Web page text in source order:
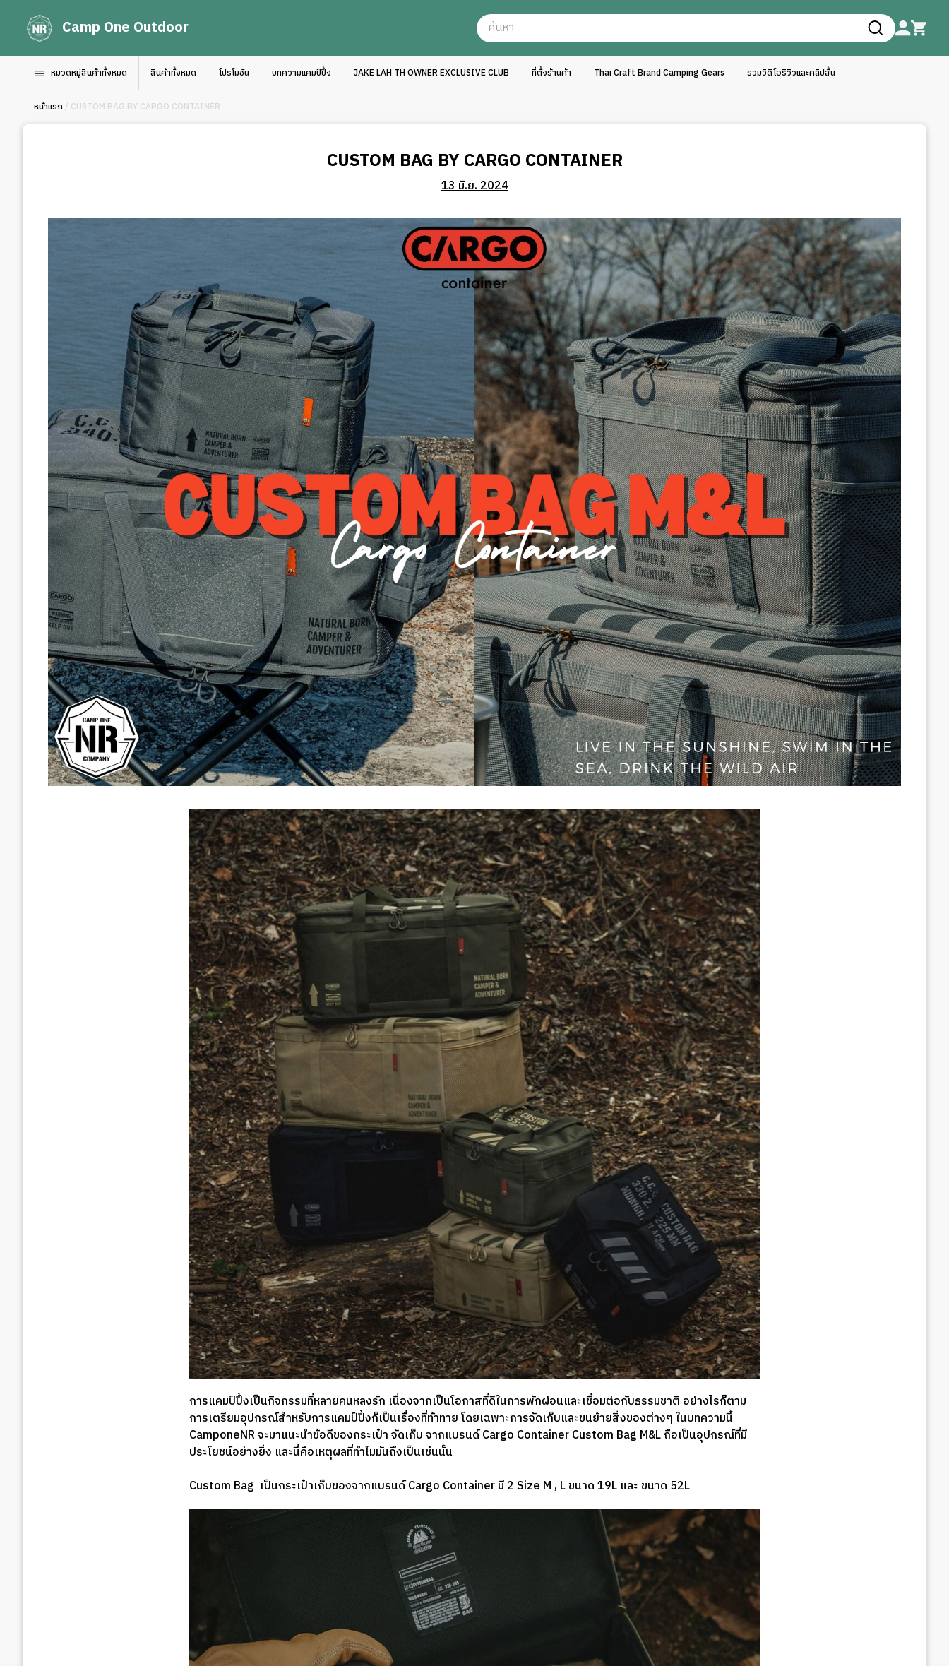
Camp One Outdoor
หมวดหมู่สินค้าทั้งหมด สินค้าทั้งหมด โปรโมชัน บทความแคมป์ปิ้ง JAKE LAH TH OWNER EXCLUSIVE CLUB ที่ตั้งร้านค้า Thai Craft Brand Camping Gears รวมวิดีโอรีวิวและคลิปสั้น
หน้าแรก / CUSTOM BAG BY CARGO CONTAINER
CUSTOM BAG BY CARGO CONTAINER
13 มิ.ย. 2024
การแคมป์ปิ้งเป็นกิจกรรมที่หลายคนหลงรัก เนื่องจากเป็นโอกาสที่ดีในการพักผ่อนและเชื่อมต่อกับธรรมชาติ อย่างไรก็ตาม
การเตรียมอุปกรณ์สำหรับการแคมป์ปิ้งก็เป็นเรื่องที่ท้าทาย โดยเฉพาะการจัดเก็บและขนย้ายสิ่งของต่างๆ ในบทความนี้
CamponeNR จะมาแนะนำข้อดีของกระเป๋า จัดเก็บ จากแบรนด์ Cargo Container Custom Bag M&L ถือเป็นอุปกรณ์ที่มี
ประโยชน์อย่างยิ่ง และนี่คือเหตุผลที่ทำไมมันถึงเป็นเช่นนั้น
Custom Bag เป็นกระเป๋าเก็บของจากแบรนด์ Cargo Container มี 2 Size M , L ขนาด 19L และ ขนาด 52L